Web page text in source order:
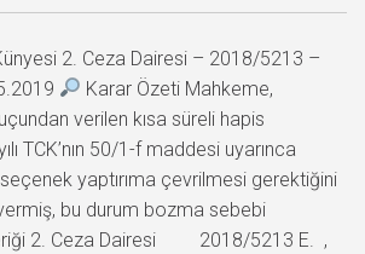
2. Ceza Dairesi – 2018/5213 –
Karar Özeti Mahkeme,
verilen kısa süreli hapis
TCK’nın 50/1-f maddesi uyarınca
yaptırıma çevrilmesi gerektiğini
bu durum bozma sebebi
2. Ceza Dairesi 2018/5213 E. ,